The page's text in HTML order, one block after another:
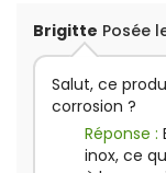
Brigitte Posée
Salut, ce
corrosion ?
Réponse :
inox, ce